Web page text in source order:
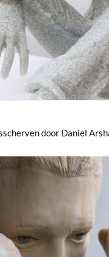
door Daniel